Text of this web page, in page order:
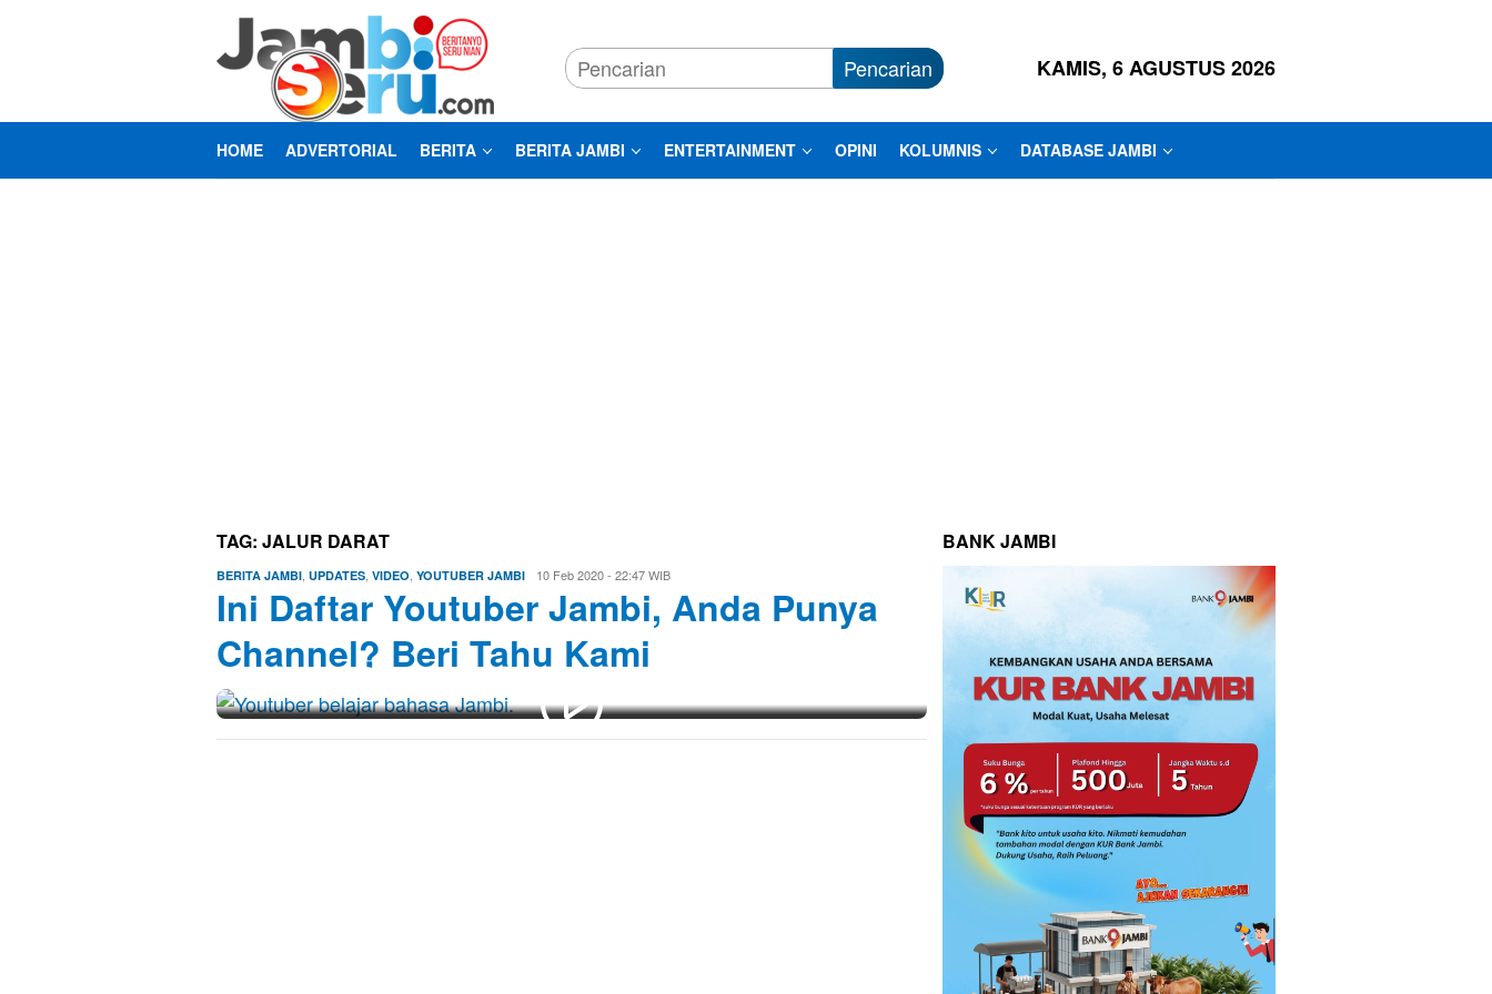
Pencarian KAMIS, 6 AGUSTUS 2026
HOME ADVERTORIAL BERITA BERITA JAMBI ENTERTAINMENT OPINI KOLUMNIS DATABASE JAMBI
TAG: JALUR DARAT
BERITA JAMBI UPDATES VIDEO YOUTUBER JAMBI Eri
Saputra
10 Feb 2020 - 22:47 WIB
Ini Daftar Youtuber Jambi, Anda Punya
Channel? Beri Tahu Kami
BANK JAMBI